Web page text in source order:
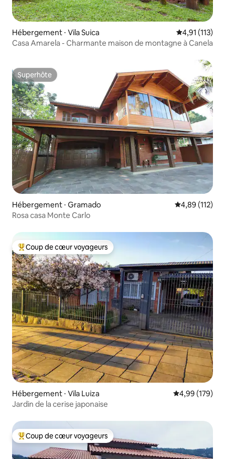
Hébergement ⋅ Vila Suica Évaluation
4,91 (113)
Casa Amarela - Charmante maison de montagne à Canela
Superhôte
Superhôte
Hébergement ⋅ Gramado Évaluation
4,89 (112)
Rosa casa Monte Carlo
Coups de cœur voyageurs les plus appréciés
Coup de cœur voyageurs
Hébergement ⋅ Vila Luiza Évaluation
4,99 (179)
Jardin de la cerise japonaise
Coups de cœur voyageurs les plus appréciés
Coup de cœur voyageurs